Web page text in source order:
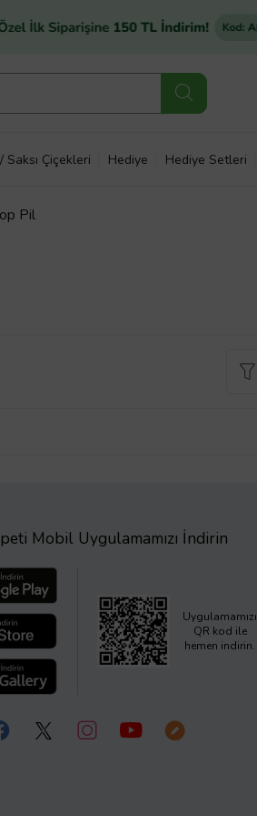
Saksı Çiçekleri Hediye Hediye Setleri
Pil
Mobil Uygulamamızı İndirin
Uygulamamızı
QR kod ile
hemen indirin.